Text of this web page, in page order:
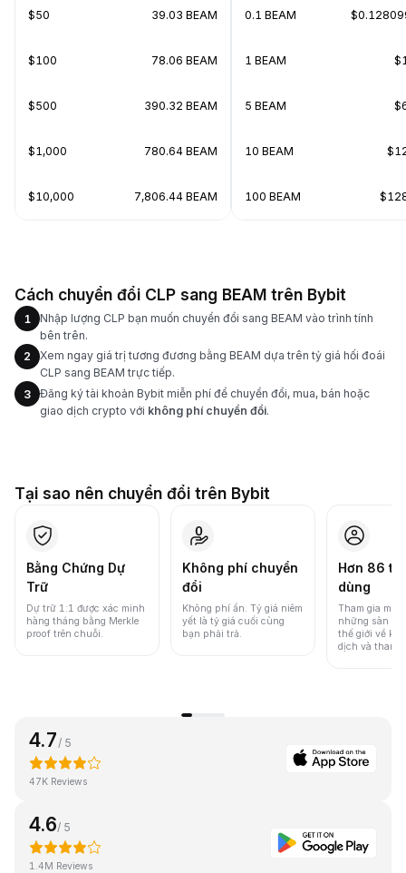
$50 39.03 BEAM
$100 78.06 BEAM
$500 390.32 BEAM
$1,000 780.64 BEAM
$10,000 7,806.44 BEAM
0.1 BEAM
1 BEAM
5 BEAM
10 BEAM
100 BEAM
Cách chuyển đổi CLP sang BEAM trên Bybit
1
Nhập lượng CLP bạn muốn chuyển đổi sang BEAM vào trình tính
bên trên.
2
Xem ngay giá trị tương đương bằng BEAM dựa trên tỷ giá hối đoái
CLP sang BEAM trực tiếp.
3
Đăng ký tài khoản Bybit miễn phí để chuyển đổi, mua, bán hoặc
giao dịch crypto với không phí chuyển đổi.
Tại sao nên chuyển đổi trên Bybit
Bằng Chứng Dự
Trữ
Dự trữ 1:1 được xác minh
hàng tháng bằng Merkle
proof trên chuỗi.
Không phí chuyển
đổi
Không phí ẩn. Tỷ giá niêm
yết là tỷ giá cuối cùng
bạn phải trả.
Hơn 86
dùng
Tham gia một
những sàn
thế giới về
dịch và thanh
4.7 / 5
47K Reviews
4.6/ 5
1.4M Reviews